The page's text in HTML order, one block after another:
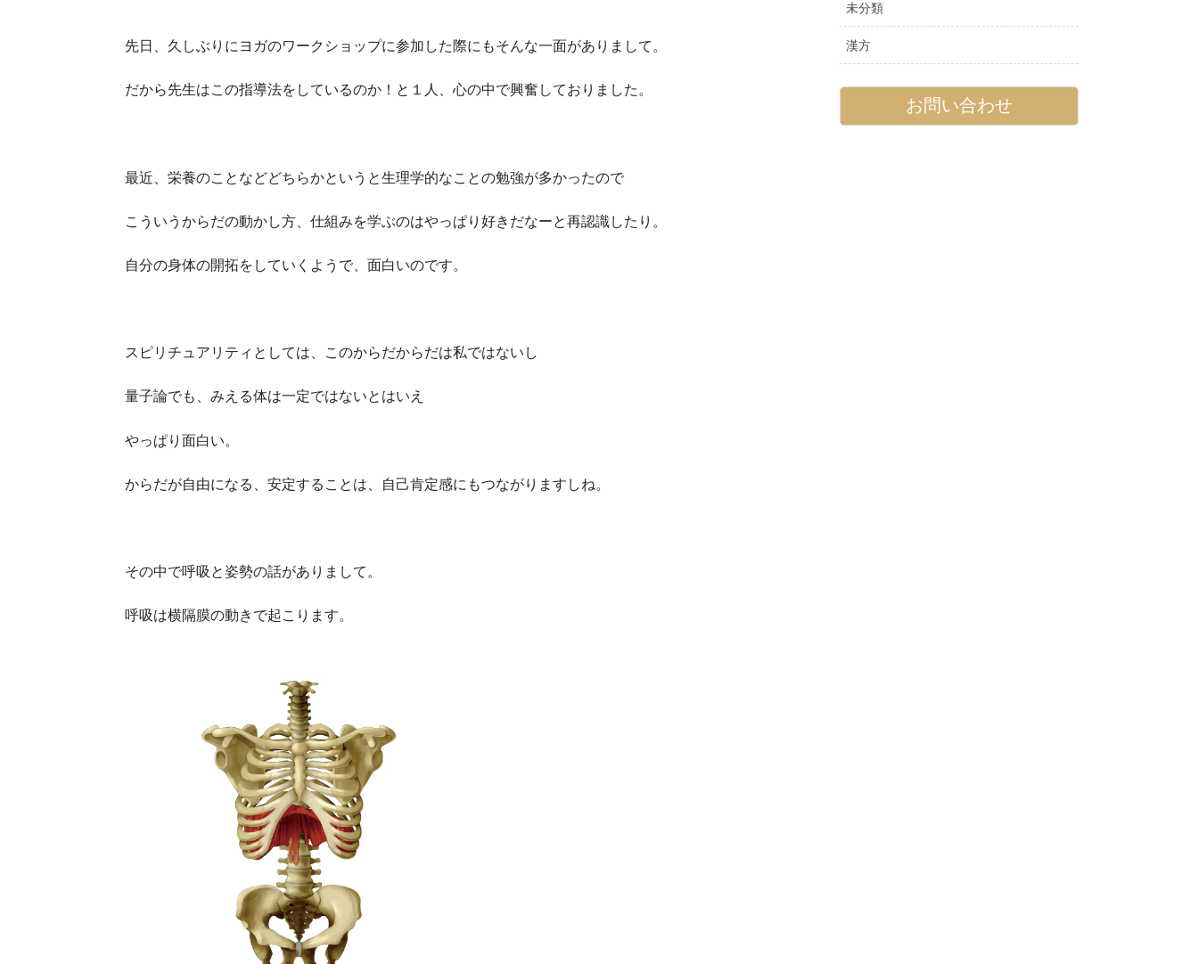
先日、久しぶりにヨガのワークショップに参加した際にもそんな一面がありまして。
だから先生はこの指導法をしているのか！と１人、心の中で興奮しておりました。
最近、栄養のことなどどちらかというと生理学的なことの勉強が多かったので
こういうからだの動かし方、仕組みを学ぶのはやっぱり好きだなーと再認識したり。
自分の身体の開拓をしていくようで、面白いのです。
スピリチュアリティとしては、このからだからだは私ではないし
量子論でも、みえる体は一定ではないとはいえ
やっぱり面白い。
からだが自由になる、安定することは、自己肯定感にもつながりますしね。
その中で呼吸と姿勢の話がありまして。
呼吸は横隔膜の動きで起こります。
未分類
漢方
お問い合わせ